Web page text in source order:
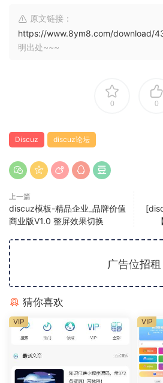
原文链接：
https://www.8ym8.com/download/
明出处~~~
0 0
Discuz discuz论坛
上一篇
discuz模板-精品企业_品牌价值
商业版V1.0 整屏效果切换
广告位招租
猜你喜欢
VIP VIP